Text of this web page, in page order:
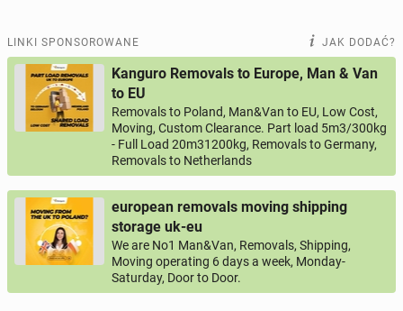
LINKI SPONSOROWANE JAK DODAĆ?
Kanguro Removals to Europe, Man & Van
to EU
Removals to Poland, Man&Van to EU, Low Cost,
Moving, Custom Clearance. Part load 5m3/300kg
- Full Load 20m31200kg, Removals to Germany,
Removals to Netherlands
european removals moving shipping
storage uk-eu
We are No1 Man&Van, Removals, Shipping,
Moving operating 6 days a week, Monday-
Saturday, Door to Door.